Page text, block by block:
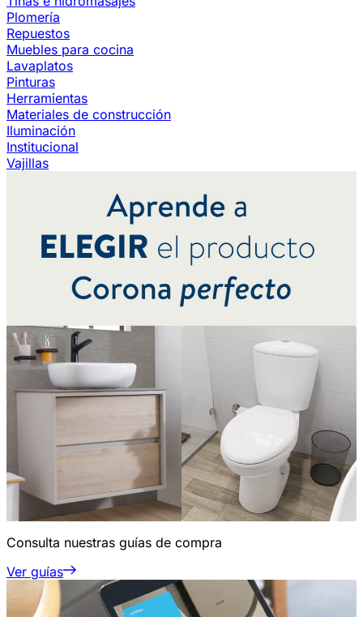
Plomería
Repuestos
Muebles para cocina
Lavaplatos
Pinturas
Herramientas
Materiales de construcción
Iluminación
Institucional
Vajillas
Consulta nuestras guías de compra
Ver guías